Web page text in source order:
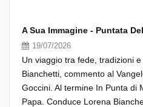
A Sua Immagine - Puntata
19/07/2026
Un viaggio tra fede, tradizioni
Bianchetti, commento al
Goccini. Al termine In Punta di
Papa. Conduce Lorena